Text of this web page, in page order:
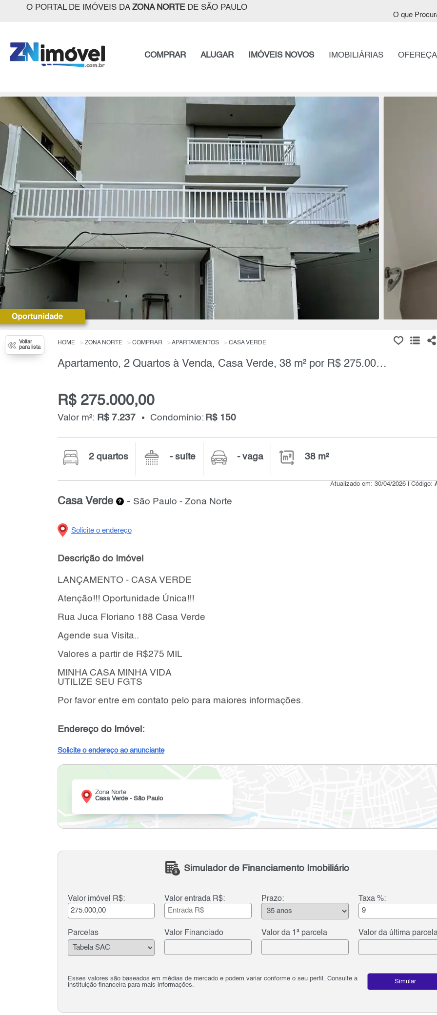
O PORTAL DE IMÓVEIS DA ZONA NORTEDE SÃO PAULO
O que
COMPRAR ALUGAR IMÓVEIS NOVOS IMOBILIÁRIAS
Voltar
para lista
HOME ZONA NORTE COMPRAR APARTAMENTOS CASA VERDE
Apartamento, 2 Quartos à Venda, Casa Verde, 38 m² por R$ 275.000,00
R$ 275.000,00
Valor m²: R$ 7.237 Condomínio: R$ 150
2 quartos - suíte - vaga 38 m²
Atualizado em: 30/04/2026 | Código:
Casa Verde - São Paulo - Zona Norte
Solicite o endereço
Descrição do Imóvel
LANÇAMENTO - CASA VERDE
Atenção!!! Oportunidade Única!!!
Rua Juca Floriano 188 Casa Verde
Agende sua Visita..
Valores a partir de R$275 MIL
MINHA CASA MINHA VIDA
UTILIZE SEU FGTS
Por favor entre em contato pelo para maiores informações.
Endereço do Imóvel:
Solicite o endereço ao anunciante
Zona Norte
Casa Verde - São Paulo
Simulador de Financiamento Imobiliário
Valor imóvel R$: Valor entrada R$: Prazo: Taxa %:
Parcelas Valor Financiado Valor da 1ª parcela Valor da última
Esses valores são baseados em médias de mercado e podem variar conforme o seu perfil. Consulte a
instituição financeira para mais informações.
Simular